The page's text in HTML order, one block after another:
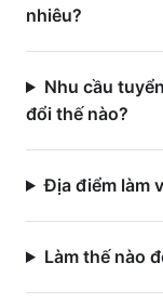
nhiêu?
Nhu cầu
đổi thế nào?
Địa điểm làm
Làm thế nào